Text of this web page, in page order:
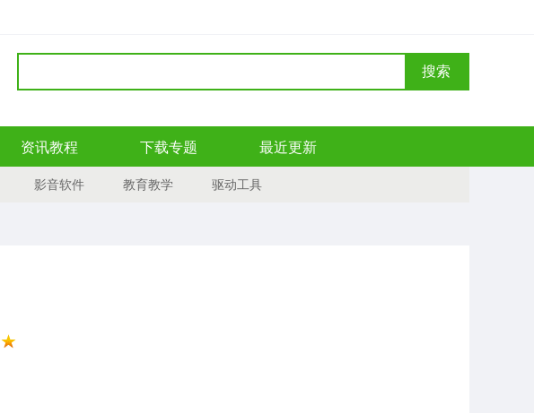
搜索
资讯教程 下载专题 最近更新
影音软件 教育教学 驱动工具